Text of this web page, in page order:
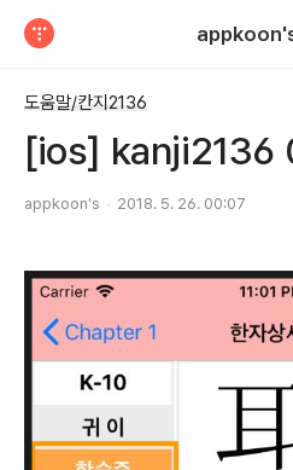
도움말/칸지2136
[ios] kanji2136 07.
appkoon's 2018. 5. 26. 00:07